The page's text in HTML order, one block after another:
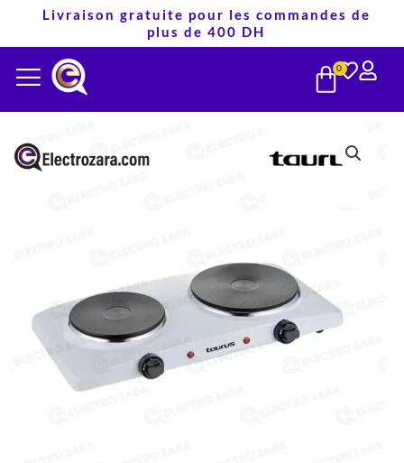
contenu
Livraison gratuite pour les commandes de
plus de 400 DH
0